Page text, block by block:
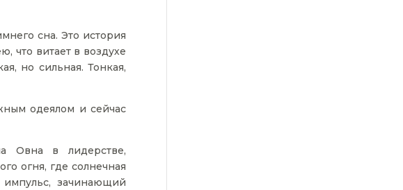
сна. Это история
что витает в воздухе
но сильная. Тонкая,
одеялом и сейчас
Овна в лидерстве,
огня, где солнечная
зачинающий